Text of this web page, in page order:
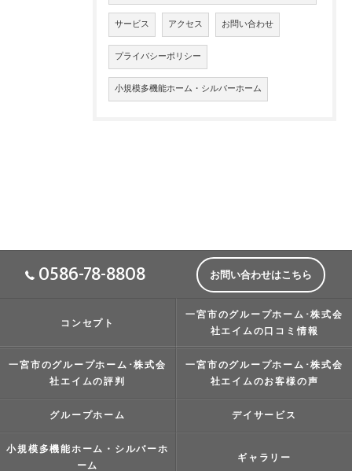
サービス アクセス お問い合わせ
プライバシーポリシー
小規模多機能ホーム・シルバーホーム
0586-78-8808 お問い合わせはこちら
コンセプト
一宮市のグループホーム･株式会
社エイムの口コミ情報
一宮市のグループホーム･株式会
社エイムの評判
一宮市のグループホーム･株式会
社エイムのお客様の声
グループホーム デイサービス
小規模多機能ホーム・シルバーホ
ーム
ギャラリー